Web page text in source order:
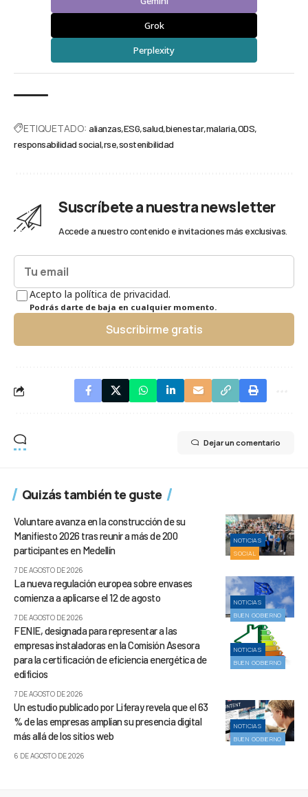
Grok
Perplexity
ETIQUETADO: alianzas ESG salud bienestar malaria ODS
responsabilidad social rse sostenibilidad
Suscríbete a nuestra newsletter
Accede a nuestro contenido e invitaciones más exclusivas.
Acepto la política de privacidad.
Podrás darte de baja en cualquier momento.
Suscribirme gratis
Dejar un comentario
Quizás también te guste
NOTICIAS
SOCIAL
Voluntare avanza en la construcción de su
Manifiesto 2026 tras reunir a más de 200
participantes en Medellín
7 DE AGOSTO DE 2026
NOTICIAS
BUEN GOBIERNO
La nueva regulación europea sobre envases
comienza a aplicarse el 12 de agosto
7 DE AGOSTO DE 2026
NOTICIAS
BUEN GOBIERNO
FENIE, designada para representar a las
empresas instaladoras en la Comisión Asesora
para la certificación de eficiencia energética de
edificios
7 DE AGOSTO DE 2026
NOTICIAS
BUEN GOBIERNO
Un estudio publicado por Liferay revela que el 63
% de las empresas amplían su presencia digital
más allá de los sitios web
6 DE AGOSTO DE 2026